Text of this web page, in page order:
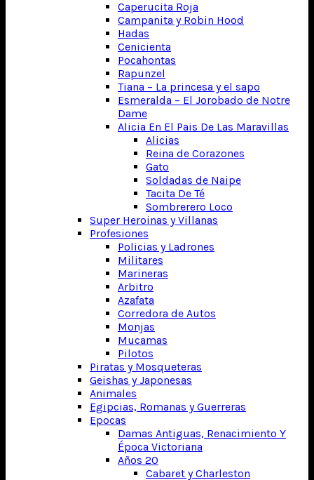
Caperucita Roja
Campanita y Robin Hood
Hadas
Cenicienta
Pocahontas
Rapunzel
Tiana – La princesa y el sapo
Esmeralda – El Jorobado de Notre
Dame
Alicia En El Pais De Las Maravillas
Alicias
Reina de Corazones
Gato
Soldadas de Naipe
Tacita De Té
Sombrerero Loco
Super Heroinas y Villanas
Profesiones
Policias y Ladrones
Militares
Marineras
Arbitro
Azafata
Corredora de Autos
Monjas
Mucamas
Pilotos
Piratas y Mosqueteras
Geishas y Japonesas
Animales
Egipcias, Romanas y Guerreras
Epocas
Damas Antiguas, Renacimiento Y
Época Victoriana
Años 20
Cabaret y Charleston